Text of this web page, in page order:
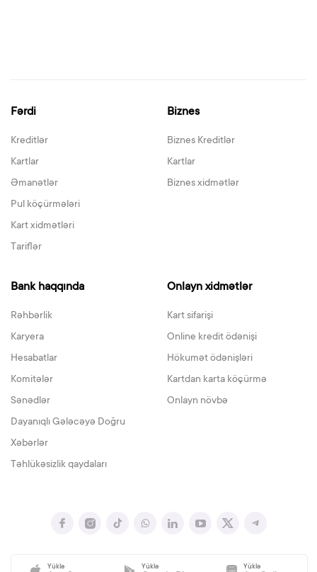
Fərdi
Kreditlər
Kartlar
Əmanətlər
Pul köçürmələri
Kart xidmətləri
Tariflər
Biznes
Biznes Kreditlər
Kartlar
Biznes xidmətlər
Bank haqqında
Rəhbərlik
Karyera
Hesabatlar
Komitələr
Sənədlər
Dayanıqlı Gələcəyə Doğru
Xəbərlər
Təhlükəsizlik qaydaları
Onlayn xidmətlər
Kart sifarişi
Online kredit ödənişi
Hökumət ödənişləri
Kartdan karta köçürmə
Onlayn növbə
Yüklə Yüklə Yüklə